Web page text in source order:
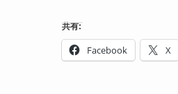
共有:
Facebook X